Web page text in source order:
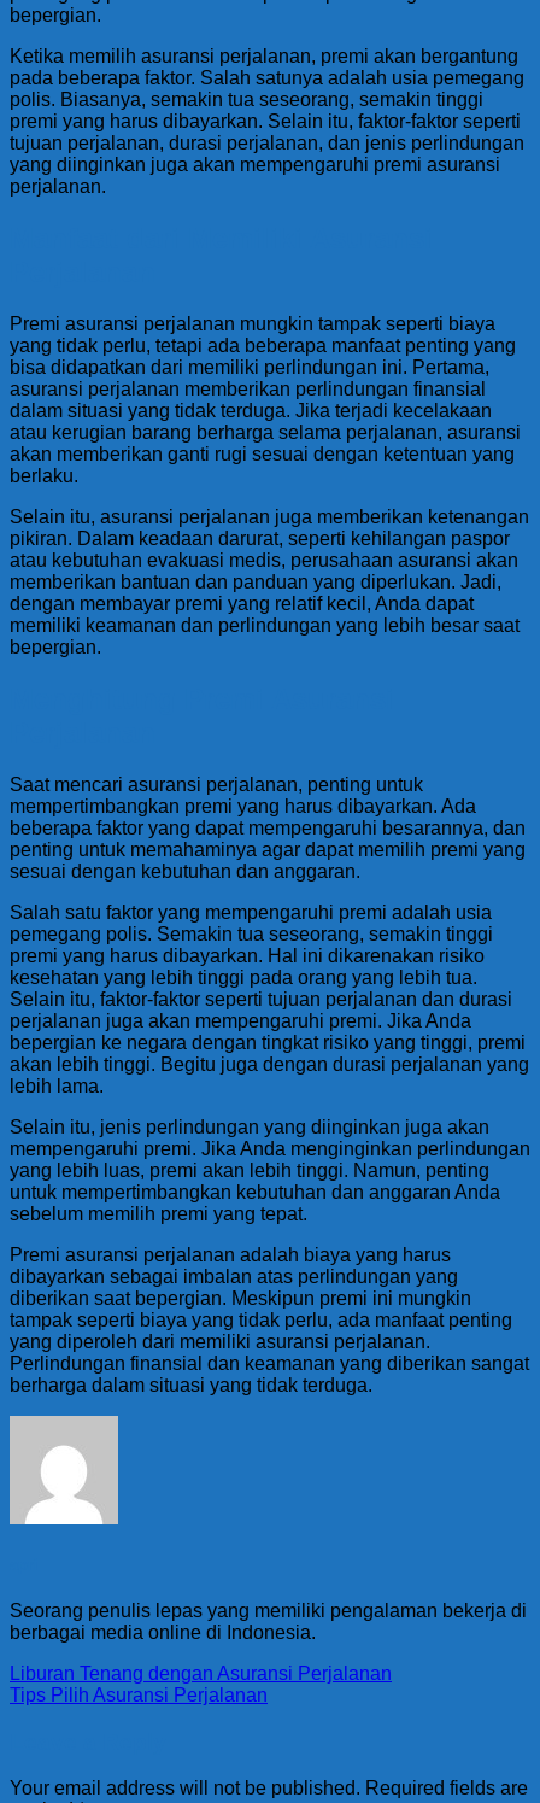
bepergian.
Ketika memilih asuransi perjalanan, premi akan bergantung
pada beberapa faktor. Salah satunya adalah usia pemegang
polis. Biasanya, semakin tua seseorang, semakin tinggi
premi yang harus dibayarkan. Selain itu, faktor-faktor seperti
tujuan perjalanan, durasi perjalanan, dan jenis perlindungan
yang diinginkan juga akan mempengaruhi premi asuransi
perjalanan.
Premi asuransi perjalanan mungkin tampak seperti biaya
yang tidak perlu, tetapi ada beberapa manfaat penting yang
bisa didapatkan dari memiliki perlindungan ini. Pertama,
asuransi perjalanan memberikan perlindungan finansial
dalam situasi yang tidak terduga. Jika terjadi kecelakaan
atau kerugian barang berharga selama perjalanan, asuransi
akan memberikan ganti rugi sesuai dengan ketentuan yang
berlaku.
Selain itu, asuransi perjalanan juga memberikan ketenangan
pikiran. Dalam keadaan darurat, seperti kehilangan paspor
atau kebutuhan evakuasi medis, perusahaan asuransi akan
memberikan bantuan dan panduan yang diperlukan. Jadi,
dengan membayar premi yang relatif kecil, Anda dapat
memiliki keamanan dan perlindungan yang lebih besar saat
bepergian.
Saat mencari asuransi perjalanan, penting untuk
mempertimbangkan premi yang harus dibayarkan. Ada
beberapa faktor yang dapat mempengaruhi besarannya, dan
penting untuk memahaminya agar dapat memilih premi yang
sesuai dengan kebutuhan dan anggaran.
Salah satu faktor yang mempengaruhi premi adalah usia
pemegang polis. Semakin tua seseorang, semakin tinggi
premi yang harus dibayarkan. Hal ini dikarenakan risiko
kesehatan yang lebih tinggi pada orang yang lebih tua.
Selain itu, faktor-faktor seperti tujuan perjalanan dan durasi
perjalanan juga akan mempengaruhi premi. Jika Anda
bepergian ke negara dengan tingkat risiko yang tinggi, premi
akan lebih tinggi. Begitu juga dengan durasi perjalanan yang
lebih lama.
Selain itu, jenis perlindungan yang diinginkan juga akan
mempengaruhi premi. Jika Anda menginginkan perlindungan
yang lebih luas, premi akan lebih tinggi. Namun, penting
untuk mempertimbangkan kebutuhan dan anggaran Anda
sebelum memilih premi yang tepat.
Premi asuransi perjalanan adalah biaya yang harus
dibayarkan sebagai imbalan atas perlindungan yang
diberikan saat bepergian. Meskipun premi ini mungkin
tampak seperti biaya yang tidak perlu, ada manfaat penting
yang diperoleh dari memiliki asuransi perjalanan.
Perlindungan finansial dan keamanan yang diberikan sangat
berharga dalam situasi yang tidak terduga.
Seorang penulis lepas yang memiliki pengalaman bekerja di
berbagai media online di Indonesia.
Liburan Tenang dengan Asuransi Perjalanan
Tips Pilih Asuransi Perjalanan
Your email address will not be published. Required fields are